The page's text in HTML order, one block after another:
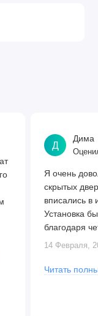
Д
Дима
Я очень
скрытых
вписались в
Установка
благодаря
Алексея.
14 Февраля,
Читать